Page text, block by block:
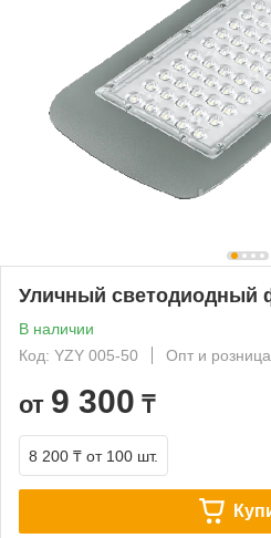
Уличный светодиодный
В наличии
Код: YZY 005-50
Опт и розница
от 9 300 ₸
8 200 ₸ от 100 шт.